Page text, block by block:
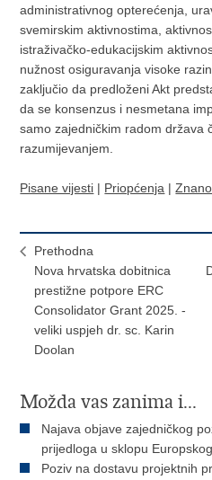
administrativnog opterećenja,
svemirskim aktivnostima,
istraživačko-edukacijskim
nužnost osiguravanja visoke
zaključio da predloženi Akt
da se konsenzus i nesmetana
samo zajedničkim radom država
razumijevanjem.
Pisane vijesti | Priopćenja |
Prethodna
Nova hrvatska dobitnica
prestižne potpore ERC
Consolidator Grant 2025. -
veliki uspjeh dr. sc. Karin
Doolan
Možda vas zanima i...
Najava objave zajedničkog
prijedloga u sklopu
Poziv na dostavu projektnih